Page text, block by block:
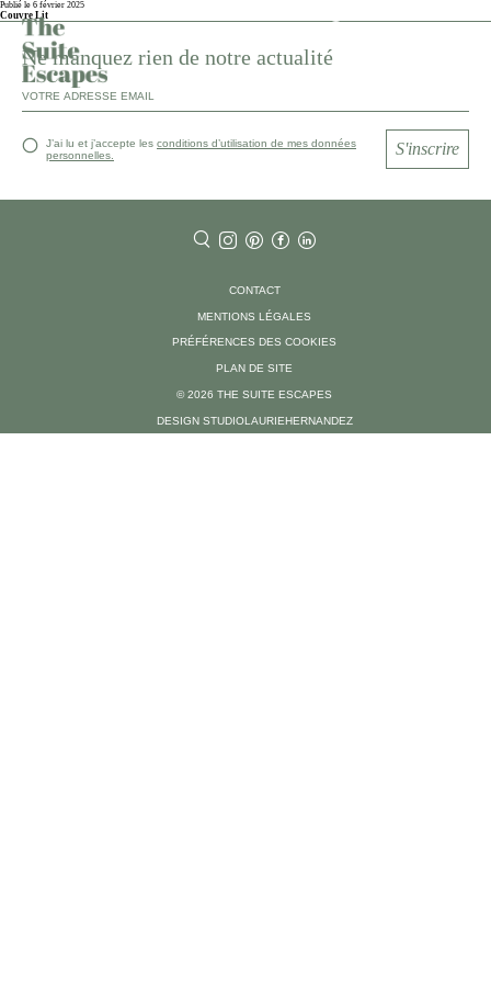
Publié le 6 février 2025
Couvre Lit
Ne manquez rien de notre actualité
J’ai lu et j’accepte les conditions d’utilisation de mes données
personnelles.
S'inscrire
CONTACT
MENTIONS LÉGALES
PRÉFÉRENCES DES COOKIES
PLAN DE SITE
© 2026 THE SUITE ESCAPES
DESIGN STUDIOLAURIEHERNANDEZ